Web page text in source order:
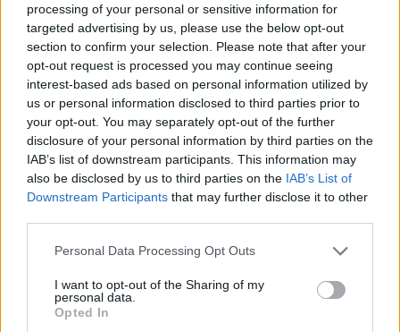
processing of your personal or sensitive information for
targeted advertising by us, please use the below opt-out
section to confirm your selection. Please note that after your
opt-out request is processed you may continue seeing
interest-based ads based on personal information utilized by
us or personal information disclosed to third parties prior to
your opt-out. You may separately opt-out of the further
disclosure of your personal information by third parties on the
IAB’s list of downstream participants. This information may
also be disclosed by us to third parties on the IAB’s List of
Downstream Participants that may further disclose it to other
Personal Data Processing Opt Outs
I want to opt-out of the Sharing of my
personal data.
Opted In
Q: Muszę wydropić rozkazy Dragana z Siarkowego
Pustkowia, ale nie mogę go zdobyć mimo, że byłem
tam kilkanaście razy. Czy te zadanie jest zbugowane?
A: Nie, zadanie nie jest zbugowane. Miej na uwadze, że na
mapie są tylko cztery potwory, które upuszczają
wspomniany przedmiot.
Q: Dlaczego nie mogę kliknąć posągu w Zamku
Kruczykrzyk?
A: Prawdopodobnie nie posiadasz Wzmocnionej Przeklętej
Perły.
przeklęte perły, aby odblokować cztery poboczne
A: Na pierwszym pasku postępu znajduje się kilka
wzmocnionych przeklętych pereł. Można je również kupić
w sklepie u Grimy za drakeny. Gorąco polecamy